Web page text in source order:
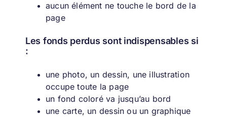
aucun élément ne touche le bord de la
page
Les fonds perdus sont indispensables si
:
une photo, un dessin, une illustration
occupe toute la page
un fond coloré va jusqu’au bord
une carte, un dessin ou un graphique